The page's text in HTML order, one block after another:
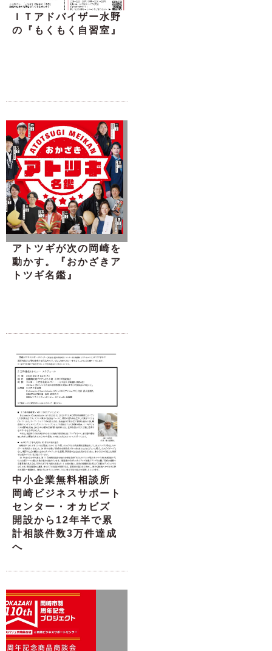
ＩＴアドバイザー水野
の『もくもく自習室』
アトツギが次の岡崎を
動かす。『おかざきア
トツギ名鑑』
中小企業無料相談所
岡崎ビジネスサポート
センター・オカビズ
開設から12年半で累
計相談件数3万件達成
へ